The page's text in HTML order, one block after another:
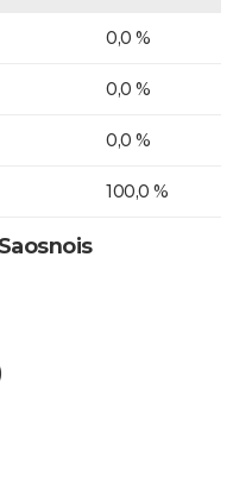
0,0 %
0,0 %
0,0 %
100,0 %